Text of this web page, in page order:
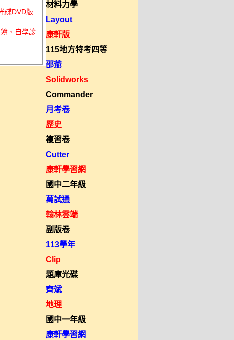
碟DVD版
、自學診
材料力學
Layout
康軒版
115地方特考四等
邵爺
Solidworks
Commander
月考卷
歷史
複習卷
Cutter
康軒學習網
國中二年級
萬試通
翰林雲端
副版卷
113學年
Clip
題庫光碟
齊斌
地理
國中一年級
康軒學習網